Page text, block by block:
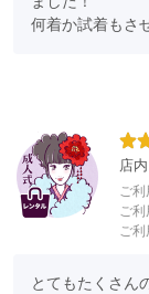
何着か試着もさ
店内
ご利
ご利
ご利
とてもたくさん